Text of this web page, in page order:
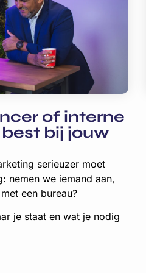
of interne
bij jouw
serieuzer moet
nemen we iemand aan,
een bureau?
je staat en wat je nodig